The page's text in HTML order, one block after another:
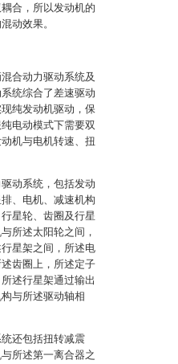
合，所以发动机的
动效果。
合动力驱动系统及
统综合了差速驱动
纯发动机驱动，保
电动模式下需要双
机与电机转速、扭
动系统，包括发动
、电机、减速机构
星轮、齿圈及行星
所述太阳轮之间，
星架之间，所述电
齿圈上，所述定子
述行星架通过输出
与所述驱动轴相
还包括扭转减震
所述第一离合器之